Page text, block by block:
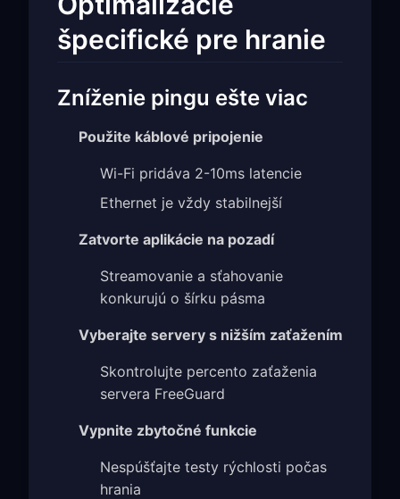
špecifické pre hranie
Zníženie pingu ešte viac
Použite káblové pripojenie
Wi-Fi pridáva 2-10ms latencie
Ethernet je vždy stabilnejší
Zatvorte aplikácie na pozadí
Streamovanie a sťahovanie
konkurujú o šírku pásma
Vyberajte servery s nižším zaťažením
Skontrolujte percento zaťaženia
servera FreeGuard
Vypnite zbytočné funkcie
Nespúšťajte testy rýchlosti počas
hrania